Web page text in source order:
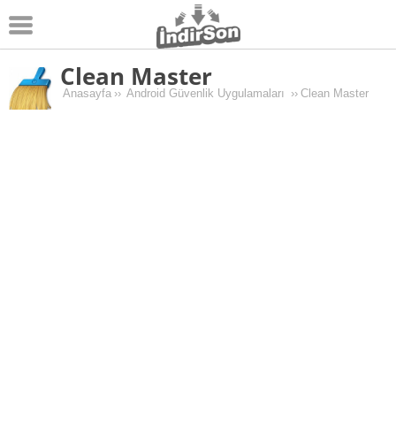
Android
Pc Oyunları
Clean Master
Anasayfa ›› Android Güvenlik Uygulamaları ›› Clean Master